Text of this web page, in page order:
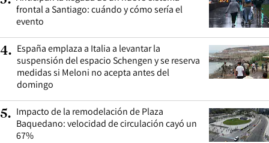
frontal a Santiago: cuándo y cómo sería el
evento
4. España emplaza a Italia a levantar la
suspensión del espacio Schengen y se reserva
medidas si Meloni no acepta antes del
domingo
5. Impacto de la remodelación de Plaza
Baquedano: velocidad de circulación cayó un
67%